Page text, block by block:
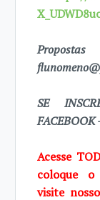
SE
FACEBOOK
Acesse
coloque
visite